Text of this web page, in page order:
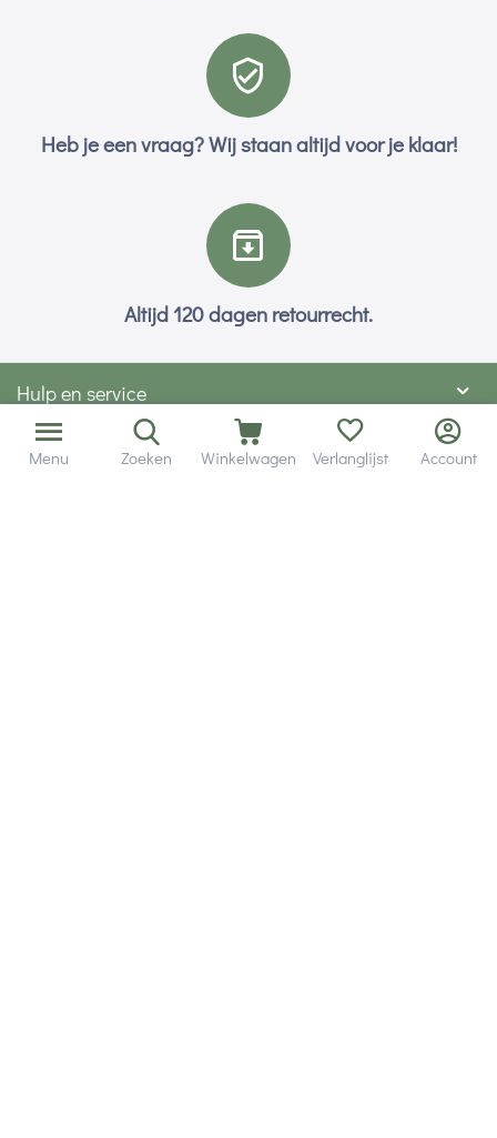
Heb je een vraag? Wij staan altijd voor je klaar!
Altijd 120 dagen retourrecht.
Hulp en service
Contact gegevens
Menu Zoeken Winkelwagen Verlanglijst Account